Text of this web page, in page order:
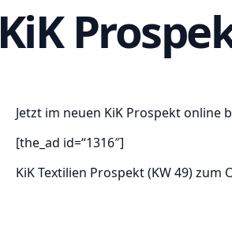
KiK
Jetzt im neuen KiK Prospekt online
[the_ad id=“1316″]
KiK Textilien Prospekt (KW 49)